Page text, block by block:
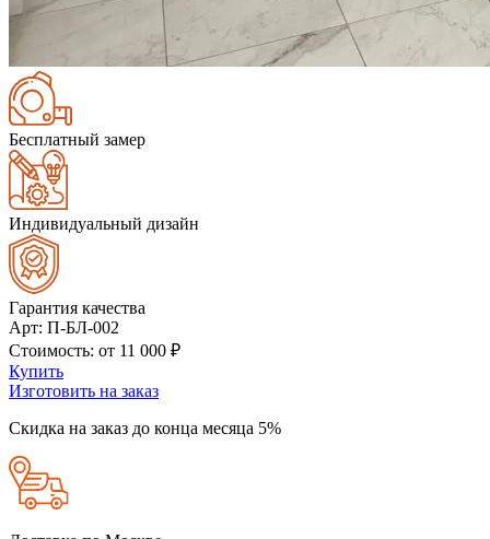
Бесплатный замер
Индивидуальный дизайн
Гарантия качества
Арт: П-БЛ-002
Стоимость: от 11 000 ₽
Купить
Изготовить на заказ
Скидка на заказ до конца месяца 5%